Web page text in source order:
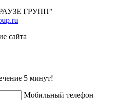
ГРУПП"
сайта
5 минут!
Мобильный телефон